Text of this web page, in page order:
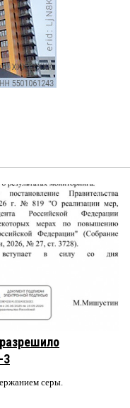
3
серы.